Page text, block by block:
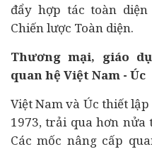
đẩy hợp tác toàn
Chiến lược Toàn diện.
Thương mại, giáo
quan hệ Việt Nam - Úc
Việt Nam và Úc thiết
1973, trải qua hơn
Các mốc nâng cấp